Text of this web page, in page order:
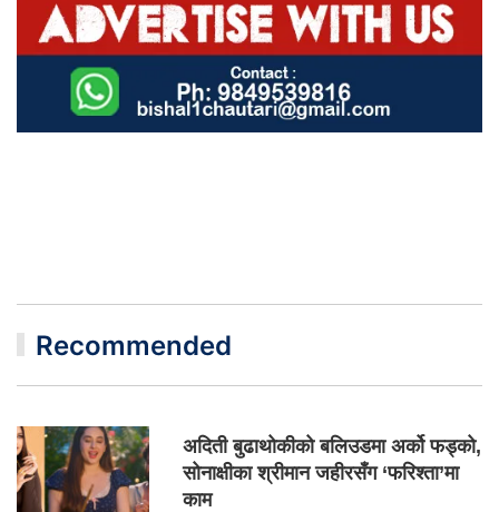
Recommended
अदिती बुढाथोकीको बलिउडमा अर्को फड्को,
सोनाक्षीका श्रीमान जहीरसँग ‘फरिश्ता’मा
काम